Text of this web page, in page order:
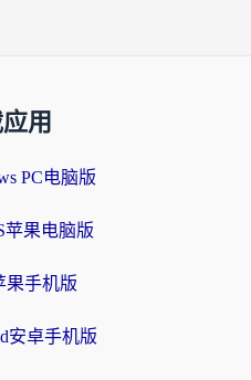
应用
PC电脑版
苹果电脑版
果手机版
安卓手机版